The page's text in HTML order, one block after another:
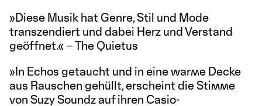
»Diese Musik hat Genre, Stil und Mode
transzendiert und dabei Herz und Verstand
geöffnet.« – The Quietus
»In Echos getaucht und in eine warme Decke
aus Rauschen gehüllt, erscheint die Stimme
von Suzy Soundz auf ihren Casio-